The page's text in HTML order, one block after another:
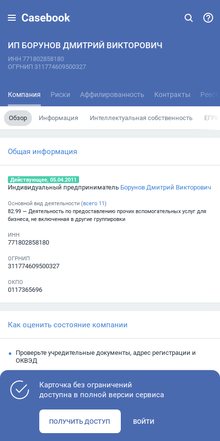
ИП БОРУНОВ ДМИТРИЙ ВИКТОРОВИЧ
ИНН 771802858180
ОГРНИП 311774609500327
Компания Риски Аффилированность Контракты
Обзор Информация Интеллектуальная собственность
Общая информация
Действующее, 05.04.2011
Индивидуальный предприниматель Борунов Дмитрий Викторович
Основной вид деятельности (всего 11)
82.99 — Деятельность по предоставлению прочих вспомогательных услуг для
бизнеса, не включенная в другие группировки
ИНН
771802858180
ОГРНИП
311774609500327
ОКПО
0117365696
Как оценить состояние компании
Проверьте учредительные документы, адрес регистрации и
ОКВЭД
Изучите финансовые показатели
исполнительным производствам
Карточка без ограничений
доступна в полной версии сервиса
ПОЛУЧИТЬ ДОСТУП ВОЙТИ